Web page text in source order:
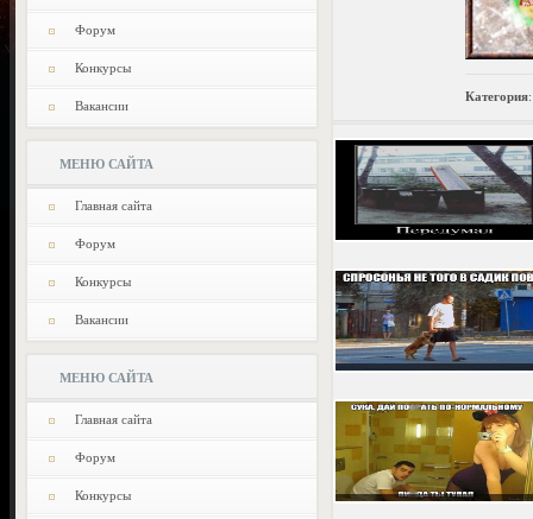
Форум
Конкурсы
Вакансии
МЕНЮ САЙТА
Главная сайта
Форум
Конкурсы
Вакансии
МЕНЮ САЙТА
Главная сайта
Форум
Конкурсы
Категория